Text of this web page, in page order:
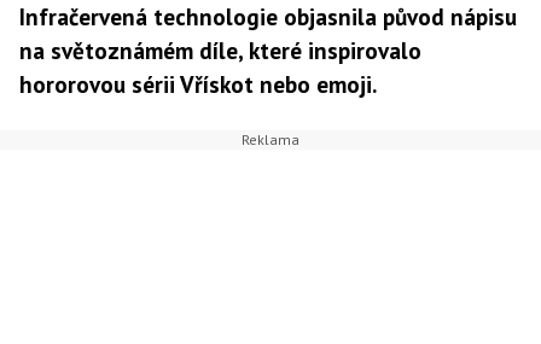
Infračervená technologie objasnila původ nápisu
na světoznámém díle, které inspirovalo
hororovou sérii Vřískot nebo emoji.